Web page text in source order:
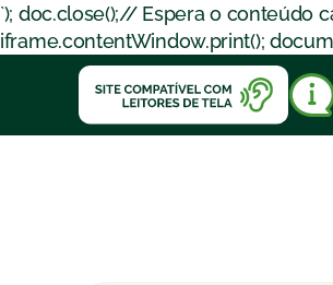
`); doc.close();// Espera o conteúdo
iframe.contentWindow.print();